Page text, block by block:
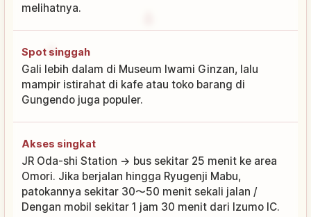
melihatnya.
Spot singgah
Gali lebih dalam di Museum Iwami Ginzan, lalu
mampir istirahat di kafe atau toko barang di
Gungendo juga populer.
Akses singkat
JR Oda-shi Station → bus sekitar 25 menit ke area
Omori. Jika berjalan hingga Ryugenji Mabu,
patokannya sekitar 30〜50 menit sekali jalan /
Dengan mobil sekitar 1 jam 30 menit dari Izumo IC.